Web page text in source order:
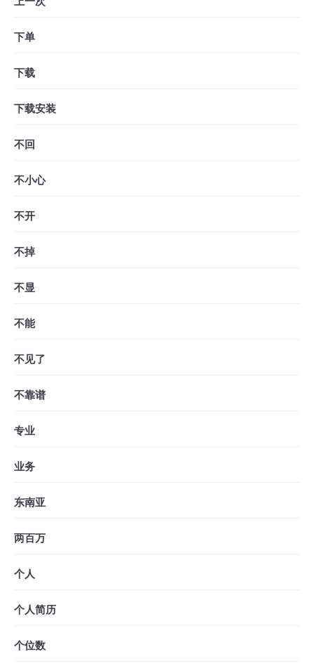
下单
下载
下载安装
不回
不小心
不开
不掉
不显
不能
不见了
不靠谱
专业
业务
东南亚
两百万
个人
个人简历
个位数